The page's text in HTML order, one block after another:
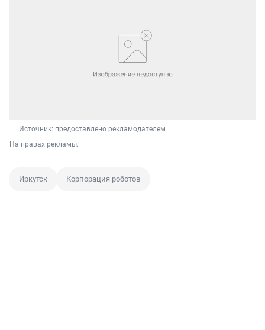
Источник: предоставлено рекламодателем
На правах рекламы.
Иркутск Корпорация роботов